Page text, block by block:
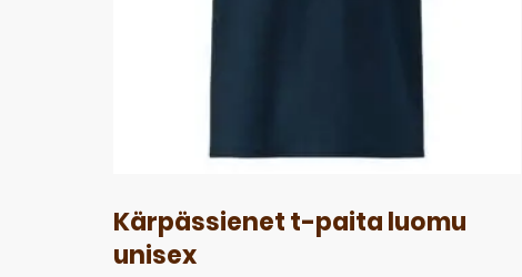
Kärpässienet t-paita luomu
unisex